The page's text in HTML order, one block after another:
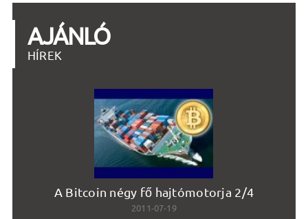
AJÁNLÓ
HÍREK
A Bitcoin négy fő hajtómotorja 2/4
2011-07-19